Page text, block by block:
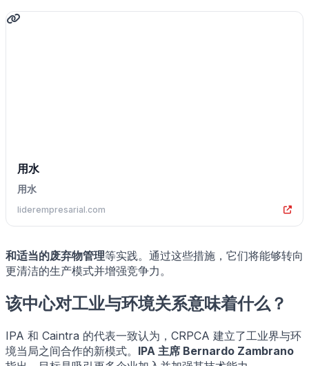
用水
用水
liderempresarial.com
和适当的废弃物管理等实践。通过这些措施，它们将能够转向
更清洁的生产模式并增强竞争力。
该中心对工业与环境关系意味着什么？
IPA 和 Caintra 的代表一致认为，CRPCA 建立了工业界与环
境当局之间合作的新模式。 IPA 主席 Bernardo Zambrano